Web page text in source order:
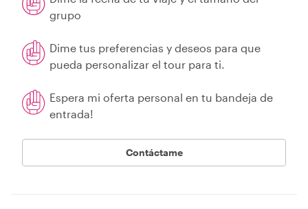
grupo
Dime tus preferencias y deseos para que
pueda personalizar el tour para ti.
Espera mi oferta personal en tu bandeja de
entrada!
Contáctame